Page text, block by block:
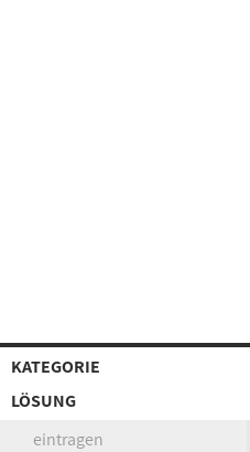
KATEGORIE
LÖSUNG
eintragen